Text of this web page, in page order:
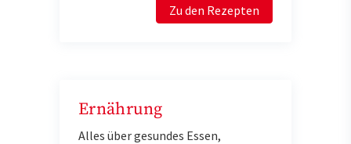
Zu den Rezepten
Ernährung
Alles über gesundes Essen,